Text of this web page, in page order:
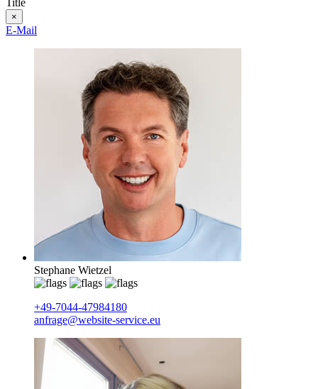
×
E-Mail
Stephane Wietzel
+49-7044-47984180
anfrage@website-service.eu